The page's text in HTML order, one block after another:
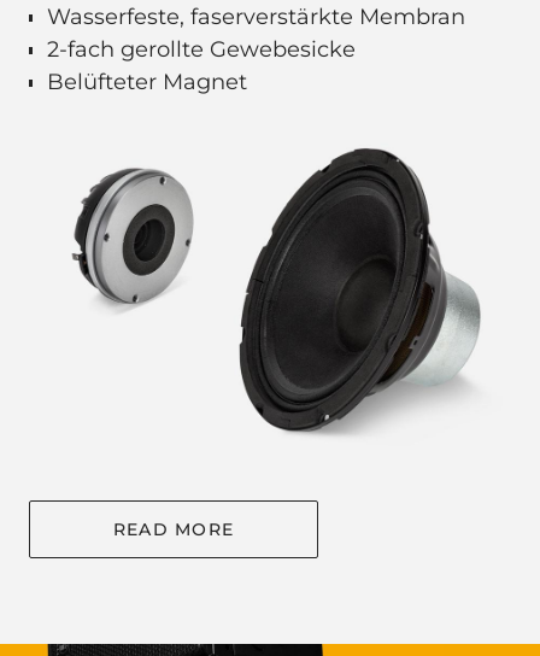
Wasserfeste, faserverstärkte Membran
2-fach gerollte Gewebesicke
Belüfteter Magnet
READ MORE